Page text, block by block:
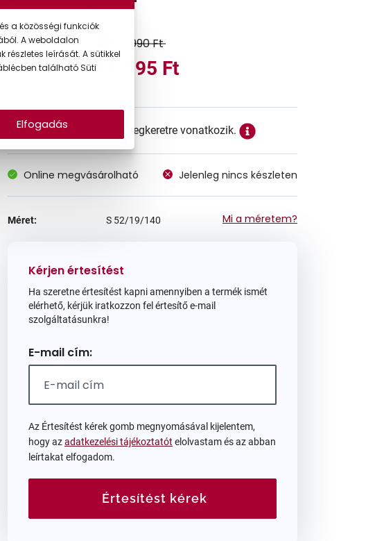
Korábbi ár: 33.990 Ft
Akciós ár: 16.995 Ft
A feltűntetett ár a szemüvegkeretre vonatkozik.
Online megvásárolható Jelenleg nincs készleten
Méret: S 52/19/140 Mi a méretem?
Kérjen értesítést
Ha szeretne értesítést kapni amennyiben a termék ismét
elérhető, kérjük iratkozzon fel értesítő e-mail
szolgáltatásunkra!
E-mail cím:
Az Értesítést kérek gomb megnyomásával kijelentem,
hogy azadatkezelési tájékoztatót elolvastam és az abban
leírtakat elfogadom.
Értesítést kérek
a közösségi funkciók
A weboldalon
leírását. A sütikkel
található Süti
Elfogadás